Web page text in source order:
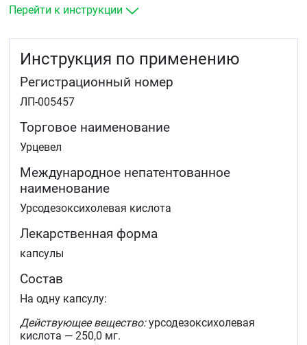
муковисцидоз (кистозный фиброз), неалкогольный
Перейти к инструкции
Инструкция по применению
Регистрационный номер
ЛП-005457
Торговое наименование
Урцевел
Международное непатентованное
наименование
Урсодезоксихолевая кислота
Лекарственная форма
капсулы
Состав
На одну капсулу:
Действующее вещество:урсодезоксихолевая
кислота — 250,0 мг.